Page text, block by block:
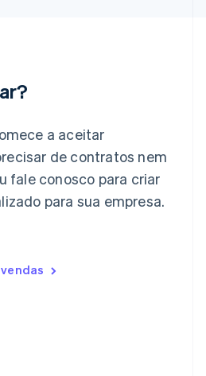
a aceitar
de contratos nem
fale conosco para criar
para sua empresa.